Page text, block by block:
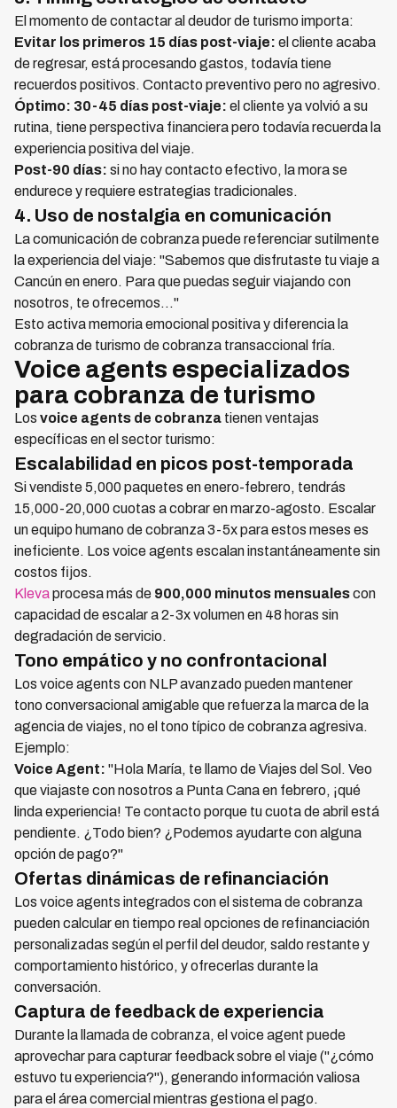
El momento de contactar al deudor de turismo importa:
Evitar los primeros 15 días post-viaje: el cliente acaba
de regresar, está procesando gastos, todavía tiene
recuerdos positivos. Contacto preventivo pero no agresivo.
Óptimo: 30-45 días post-viaje: el cliente ya volvió a su
rutina, tiene perspectiva financiera pero todavía recuerda la
experiencia positiva del viaje.
Post-90 días: si no hay contacto efectivo, la mora se
endurece y requiere estrategias tradicionales.
4. Uso de nostalgia en comunicación
La comunicación de cobranza puede referenciar sutilmente
la experiencia del viaje: "Sabemos que disfrutaste tu viaje a
Cancún en enero. Para que puedas seguir viajando con
nosotros, te ofrecemos..."
Esto activa memoria emocional positiva y diferencia la
cobranza de turismo de cobranza transaccional fría.
Voice agents especializados
para cobranza de turismo
Los voice agents de cobranza tienen ventajas
específicas en el sector turismo:
Escalabilidad en picos post-temporada
Si vendiste 5,000 paquetes en enero-febrero, tendrás
15,000-20,000 cuotas a cobrar en marzo-agosto. Escalar
un equipo humano de cobranza 3-5x para estos meses es
ineficiente. Los voice agents escalan instantáneamente sin
costos fijos.
Klevaprocesa más de 900,000 minutos mensualescon
capacidad de escalar a 2-3x volumen en 48 horas sin
degradación de servicio.
Tono empático y no confrontacional
Los voice agents con NLP avanzado pueden mantener
tono conversacional amigable que refuerza la marca de la
agencia de viajes, no el tono típico de cobranza agresiva.
Ejemplo:
Voice Agent: "Hola María, te llamo de Viajes del Sol. Veo
que viajaste con nosotros a Punta Cana en febrero, ¡qué
linda experiencia! Te contacto porque tu cuota de abril está
pendiente. ¿Todo bien? ¿Podemos ayudarte con alguna
opción de pago?"
Ofertas dinámicas de refinanciación
Los voice agents integrados con el sistema de cobranza
pueden calcular en tiempo real opciones de refinanciación
personalizadas según el perfil del deudor, saldo restante y
comportamiento histórico, y ofrecerlas durante la
conversación.
Captura de feedback de experiencia
Durante la llamada de cobranza, el voice agent puede
aprovechar para capturar feedback sobre el viaje ("¿cómo
estuvo tu experiencia?"), generando información valiosa
para el área comercial mientras gestiona el pago.